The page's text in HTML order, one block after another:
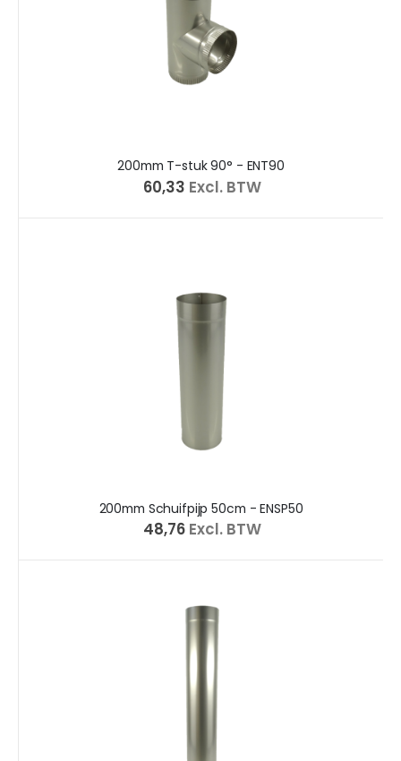
200mm T-stuk 90° - ENT90
€ 60,33 Excl. BTW
200mm Schuifpijp 50cm - ENSP50
€ 48,76 Excl. BTW